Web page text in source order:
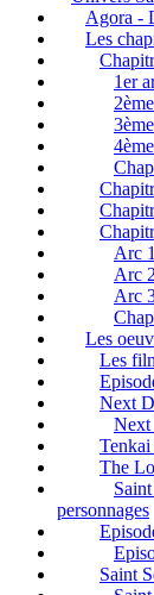
Agora -
Les
1er
Arc
Arc
Arc
Les
Les
Next
Next
The
personnages
Saint